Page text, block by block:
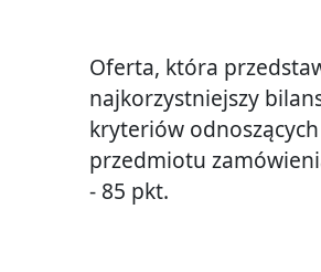
Oferta, która
najkorzystniejszy
kryteriów
przedmiotu
- 85 pkt.